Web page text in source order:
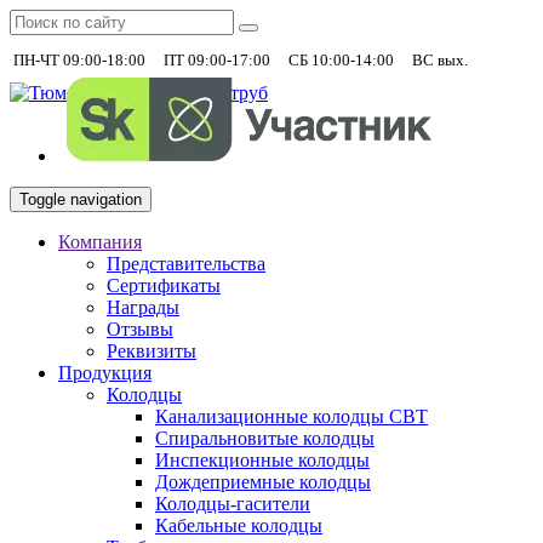
ПН-ЧТ 09:00-18:00 ПТ 09:00-17:00 СБ 10:00-14:00 ВС вых.
Toggle navigation
Компания
Представительства
Сертификаты
Награды
Отзывы
Реквизиты
Продукция
Колодцы
Канализационные колодцы СВТ
Спиральновитые колодцы
Инспекционные колодцы
Дождеприемные колодцы
Колодцы-гасители
Кабельные колодцы